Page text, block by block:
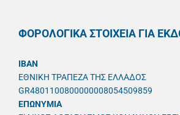
ΦΟΡΟΛΟΓΙΚΑ ΣΤΟΙΧΕΙΑ ΓΙΑ
IBAN
ΕΘΝΙΚΗ ΤΡΑΠΕΖΑ ΤΗΣ ΕΛΛΑΔΟΣ
GR4801100800000008054509859
ΕΠΩΝΥΜΙΑ